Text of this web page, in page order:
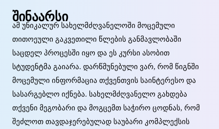
შინაარსი
ამ უნიკალურ სახელმძღვანელოში მოცემული
თითოეული გაკვეთილი წლების განმავლობაში
საცდელ პროცესში იყო და ეს კურსი ასობით
სტუდენტმა გაიარა. დარწმუნებული ვარ, რომ წიგნში
მოცემული ინფორმაცია თქვენთვის საინტერესო და
სასარგებლო იქნება. სახელმძღვანელო გახდება
თქვენი მეგობარი და მოგცემთ საჭირო ცოდნას, რომ
შეძლოთ თავდაჯერებულად საუბარი კომპლექსის